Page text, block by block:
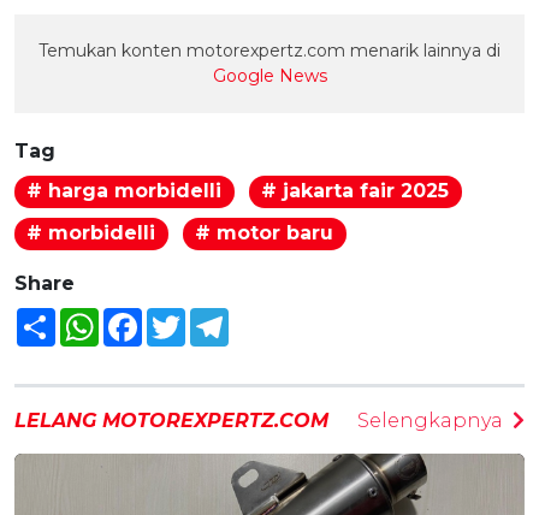
Temukan konten motorexpertz.com menarik lainnya di
Google News
Tag
# harga morbidelli
# jakarta fair 2025
# morbidelli
# motor baru
Share
Share WhatsAppFacebook
Twitter
LELANG MOTOREXPERTZ.COM Selengkapnya